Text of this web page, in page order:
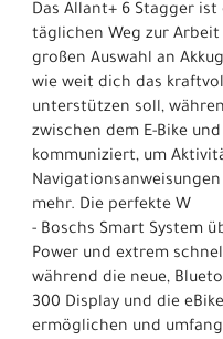
Das Allant+ 6 Stagger ist
täglichen Weg zur
großen Auswahl an
wie weit dich das
unterstützen soll,
zwischen dem E-Bike
kommuniziert, um
mehr. Die perfekte W
- Boschs Smart System
Power und extrem
während die neue,
300 Display und die
ermöglichen und